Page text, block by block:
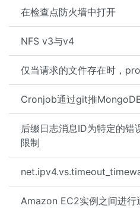
在检查点防火墙中打开
NFS v3与v4
仅当请求的文件存在时，
Cronjob通过git推
后缀日志消息ID为特定的错
限制
Amazon EC2实例之间进行